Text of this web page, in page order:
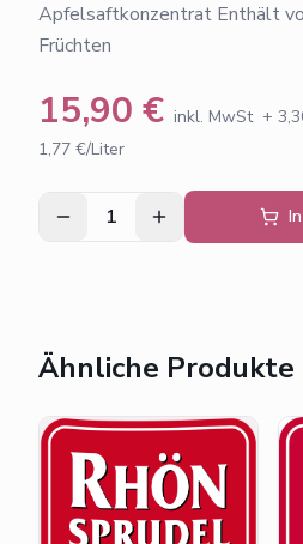
Apfelsaftkonzentrat Enthält
Früchten
15,90 € inkl. MwSt +
1,77 €/Liter
1
Ähnliche Produkte